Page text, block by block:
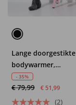
Lange doorgestikte
bodywarmer,
sterrenmotief
- 35%
€ 79,99 € 51,99
(2)